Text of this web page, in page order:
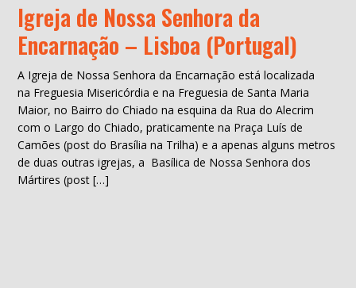
Igreja de Nossa Senhora da
Encarnação – Lisboa (Portugal)
A Igreja de Nossa Senhora da Encarnação está localizada
na Freguesia Misericórdia e na Freguesia de Santa Maria
Maior, no Bairro do Chiado na esquina da Rua do Alecrim
com o Largo do Chiado, praticamente na Praça Luís de
Camões (post do Brasília na Trilha) e a apenas alguns metros
de duas outras igrejas, a Basílica de Nossa Senhora dos
Mártires (post […]